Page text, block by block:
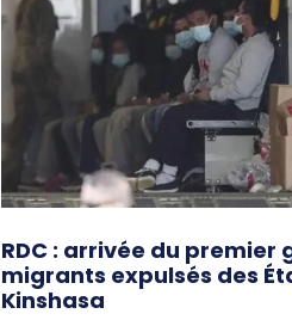
RDC : arrivée du premier
migrants expulsés des
Kinshasa